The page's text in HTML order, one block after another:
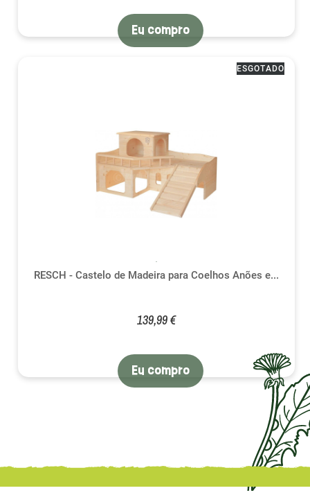
Eu compro
RESCH - Castelo de Madeira para Coelhos Anões e...
139,99 €
ESGOTADO
Eu compro